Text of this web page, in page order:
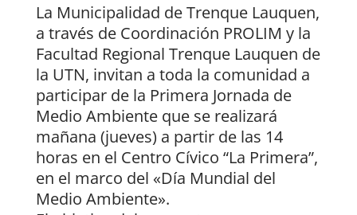
La Municipalidad de Trenque Lauquen,
a través de Coordinación PROLIM y la
Facultad Regional Trenque Lauquen de
la UTN, invitan a toda la comunidad a
participar de la Primera Jornada de
Medio Ambiente que se realizará
mañana (jueves) a partir de las 14
horas en el Centro Cívico “La Primera”,
en el marco del «Día Mundial del
Medio Ambiente».